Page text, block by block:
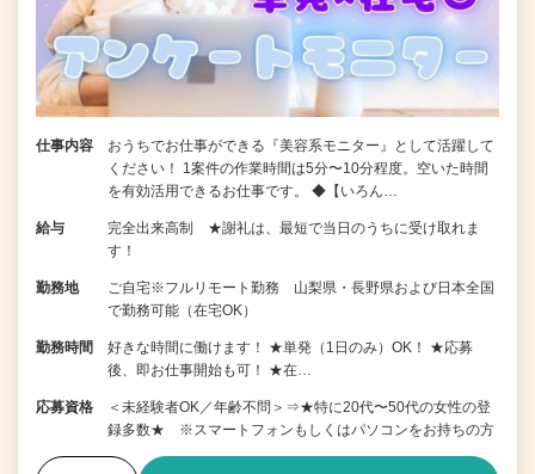
仕事内容
おうちでお仕事ができる『美容系モニター』として活躍して
ください！ 1案件の作業時間は5分〜10分程度。空いた時間
を有効活用できるお仕事です。 ◆【いろん…
給与
完全出来高制 ★謝礼は、最短で当日のうちに受け取れま
す！
勤務地
ご自宅※フルリモート勤務 山梨県・長野県および日本全国
で勤務可能（在宅OK）
勤務時間
好きな時間に働けます！ ★単発（1日のみ）OK！ ★応募
後、即お仕事開始も可！ ★在…
応募資格
＜未経験者OK／年齢不問＞⇒★特に20代〜50代の女性の登
録多数★ ※スマートフォンもしくはパソコンをお持ちの方